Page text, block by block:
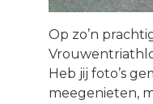
Op zo’n
Heb jij foto’s
meegenieten,